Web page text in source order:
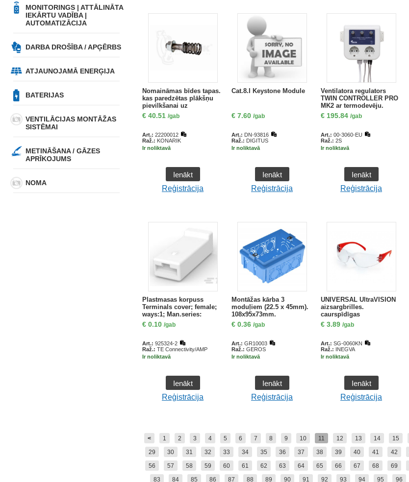
MONITORINGS | ATTĀLINĀTA
IEKĀRTU VADĪBA |
AUTOMATIZĀCIJA
DARBA DROŠĪBA / APĢĒRBS
ATJAUNOJAMĀ ENERĢIJA
BATERIJAS
VENTILĀCIJAS MONTĀŽAS
SISTĒMAI
METINĀŠANA / GĀZES
APRĪKOJUMS
NOMA
Nomaināmas bīdes tapas.
kas paredzētas plākšņu
pievilkšanai uz
trapecveida loksnēm
€40.51 /gab
Art.: 22200012
Raž.: KONARIK
Ir noliktavā
Ienākt
Reģistrācija
Cat.8.I Keystone Module
€7.60 /gab
Art.: DN-93816
Raž.: DIGITUS
Ir noliktavā
Ienākt
Reģistrācija
Ventilatora regulators
TWIN CONTROLLER PRO
MK2 ar termodevēju.
7A/220VAC
€195.84 /gab
Art.: 00-3060-EU
Raž.: 2S
Ir noliktavā
Ienākt
Reģistrācija
Plastmasas korpuss
Terminals cover; female;
ways:1; Man.series:
FASTIN-FASTON
€0.10 /gab
Art.: 925324-2
Raž.: TE Connectivity/AMP
Ir noliktavā
Ienākt
Reģistrācija
Montāžas kārba 3
moduļiem (22.5 x 45mm).
108x95x73mm.
halogēnbrīva. zila
€0.36 /gab
Art.: GR10003
Raž.: GEROS
Ir noliktavā
Ienākt
Reģistrācija
UNIVERSAL UltraVISION
aizsargbrilles.
caurspīdīgas
€3.89 /gab
Art.: SG-0060KN
Raž.: INEGVA
Ir noliktavā
Ienākt
Reģistrācija
< 1 2 3 4 5 6 7 8 9 10 11 12 13 14 15
29
30 31 32 33 34 35 36 37 38 39 40 41 42
56
57 58 59 60 61 62 63 64 65 66 67 68 69
83
84 85 86 87 88 89 90 91 92 93 94 95 96